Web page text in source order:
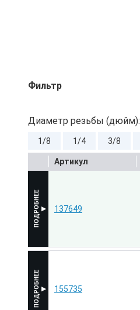
Фильтр
Диаметр резьбы (дюйм):
1/8 1/4 3/8
Артикул
155735
137649